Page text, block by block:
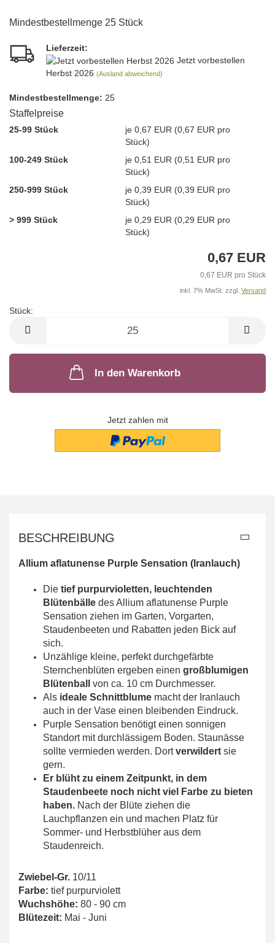
Mindestbestellmenge 25 Stück
Lieferzeit:
Jetzt vorbestellen
Herbst 2026 (Ausland abweichend)
Mindest­bestellmenge: 25
Staffelpreise
25-99 Stück
je 0,67 EUR (0,67 EUR pro
Stück)
100-249 Stück
je 0,51 EUR (0,51 EUR pro
Stück)
250-999 Stück
je 0,39 EUR (0,39 EUR pro
Stück)
> 999 Stück
je 0,29 EUR (0,29 EUR pro
Stück)
0,67 EUR
0,67 EUR pro Stück
inkl. 7% MwSt. zzgl. Versand
Stück:
In den Warenkorb
Jetzt zahlen mit
BESCHREIBUNG
Allium aflatunense Purple Sensation (Iranlauch)
Die tief purpurvioletten, leuchtenden
Blütenbälle des Allium aflatunense Purple
Sensation ziehen im Garten, Vorgarten,
Staudenbeeten und Rabatten jeden Bick auf
sich.
Unzählige kleine, perfekt durchgefärbte
Sternchenblüten ergeben einen großblumigen
Blütenball von ca. 10 cm Durchmesser.
Als ideale Schnittblume macht der Iranlauch
auch in der Vase einen bleibenden Eindruck.
Purple Sensation benötigt einen sonnigen
Standort mit durchlässigem Boden. Staunässe
sollte vermieden werden. Dortverwildert sie
gern.
Er blüht zu einem Zeitpunkt, in dem
Staudenbeete noch nicht viel Farbe zu bieten
haben. Nach der Blüte ziehen die
Lauchpflanzen ein und machen Platz für
Sommer- und Herbstblüher aus dem
Staudenreich.
Zwiebel-Gr. 10/11
Farbe: tief purpurviolett
Wuchshöhe: 80 - 90 cm
Blütezeit: Mai - Juni